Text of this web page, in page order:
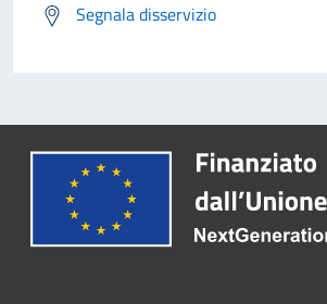
Segnala disservizio